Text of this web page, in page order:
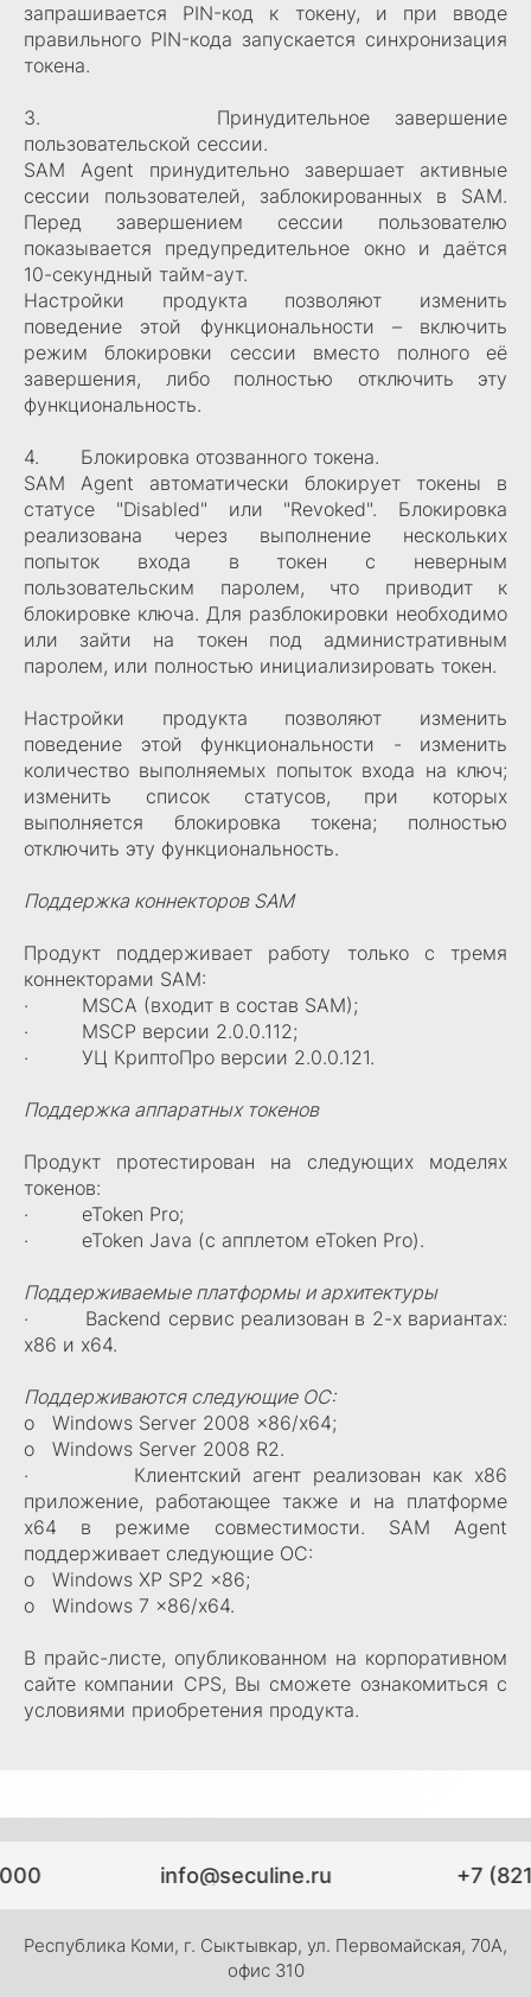
запрашивается PIN-код к токену, и при вводе
правильного PIN-кода запускается синхронизация
токена.
3. Принудительное завершение
пользовательской сессии.
SAM Agent принудительно завершает активные
сессии пользователей, заблокированных в SAM.
Перед завершением сессии пользователю
показывается предупредительное окно и даётся
10-секундный тайм-аут.
Настройки продукта позволяют изменить
поведение этой функциональности – включить
режим блокировки сессии вместо полного её
завершения, либо полностью отключить эту
функциональность.
4. Блокировка отозванного токена.
SAM Agent автоматически блокирует токены в
статусе "Disabled" или "Revoked". Блокировка
реализована через выполнение нескольких
попыток входа в токен с неверным
пользовательским паролем, что приводит к
блокировке ключа. Для разблокировки необходимо
или зайти на токен под административным
паролем, или полностью инициализировать токен.
Настройки продукта позволяют изменить
поведение этой функциональности - изменить
количество выполняемых попыток входа на ключ;
изменить список статусов, при которых
выполняется блокировка токена; полностью
отключить эту функциональность.
Поддержка коннекторов SAM
Продукт поддерживает работу только с тремя
коннекторами SAM:
· MSCA (входит в состав SAM);
· MSCP версии 2.0.0.112;
· УЦ КриптоПро версии 2.0.0.121.
Поддержка аппаратных токенов
Продукт протестирован на следующих моделях
токенов:
· eToken Pro;
· eToken Java (с апплетом eToken Pro).
Поддерживаемые платформы и архитектуры
· Backend сервис реализован в 2-х вариантах:
x86 и x64.
Поддерживаются следующие ОС:
o Windows Server 2008 x86/x64;
o Windows Server 2008 R2.
· Клиентский агент реализован как x86
приложение, работающее также и на платформе
x64 в режиме совместимости. SAM Agent
поддерживает следующие ОС:
o Windows XP SP2 x86;
o Windows 7 x86/x64.
В прайс-листе, опубликованном на корпоративном
сайте компании CPS, Вы сможете ознакомиться с
условиями приобретения продукта.
info@seculine.ru +7
Республика Коми, г. Сыктывкар, ул. Первомайская, 70А,
офис 310